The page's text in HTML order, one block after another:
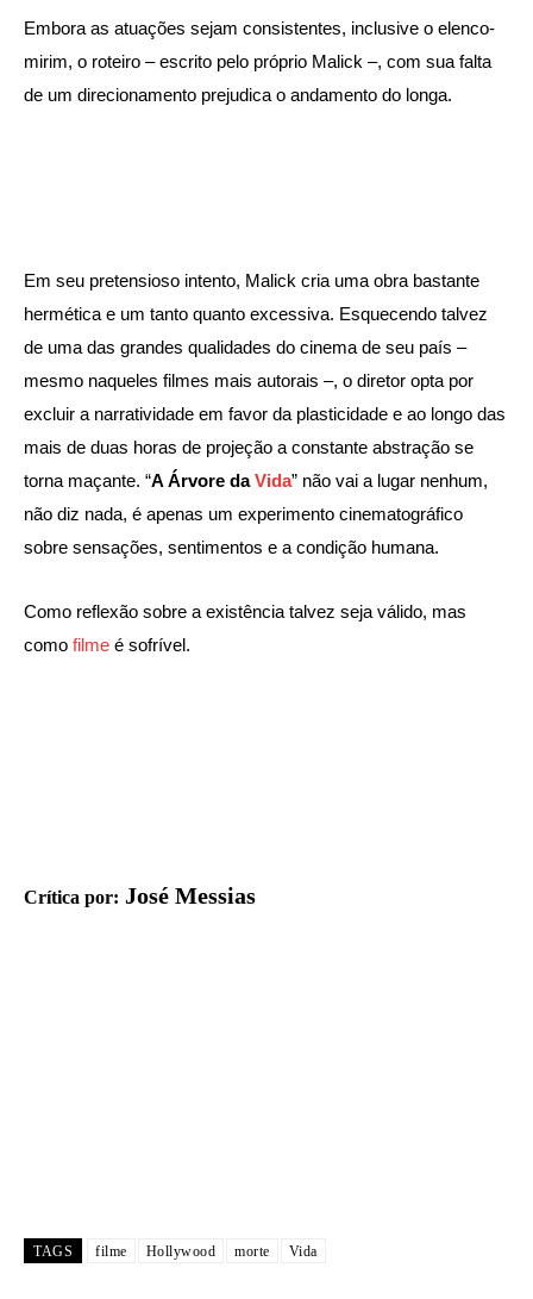
Embora as atuações sejam consistentes, inclusive o elenco-
mirim, o roteiro – escrito pelo próprio Malick –, com sua falta
de um direcionamento prejudica o andamento do longa.
Em seu pretensioso intento, Malick cria uma obra bastante
hermética e um tanto quanto excessiva. Esquecendo talvez
de uma das grandes qualidades do cinema de seu país –
mesmo naqueles filmes mais autorais –, o diretor opta por
excluir a narratividade em favor da plasticidade e ao longo das
mais de duas horas de projeção a constante abstração se
torna maçante. “A Árvore daVida” não vai a lugar nenhum,
não diz nada, é apenas um experimento cinematográfico
sobre sensações, sentimentos e a condição humana.
Como reflexão sobre a existência talvez seja válido, mas
como filme é sofrível.
Crítica por: José Messias
TAGS filme Hollywood morte Vida